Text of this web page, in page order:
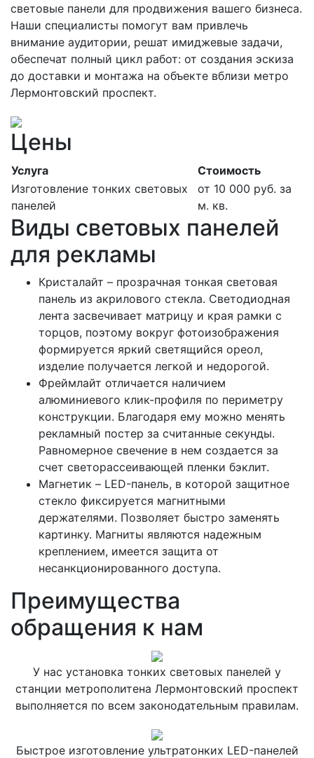
световые панели для продвижения вашего бизнеса.
Наши специалисты помогут вам привлечь
внимание аудитории, решат имиджевые задачи,
обеспечат полный цикл работ: от создания эскиза
до доставки и монтажа на объекте вблизи метро
Лермонтовский проспект.
Цены
Услуга
Стоимость
Изготовление тонких световых
панелей
от 10 000 руб. за
м. кв.
Виды световых панелей
для рекламы
Кристалайт – прозрачная тонкая световая
панель из акрилового стекла. Светодиодная
лента засвечивает матрицу и края рамки с
торцов, поэтому вокруг фотоизображения
формируется яркий светящийся ореол,
изделие получается легкой и недорогой.
Фреймлайт отличается наличием
алюминиевого клик-профиля по периметру
конструкции. Благодаря ему можно менять
рекламный постер за считанные секунды.
Равномерное свечение в нем создается за
счет светорассеивающей пленки бэклит.
Магнетик – LED-панель, в которой защитное
стекло фиксируется магнитными
держателями. Позволяет быстро заменять
картинку. Магниты являются надежным
креплением, имеется защита от
несанкционированного доступа.
Преимущества
обращения к нам
У нас установка тонких световых панелей у
станции метрополитена Лермонтовский проспект
выполняется по всем законодательным правилам.
Быстрое изготовление ультратонких LED-панелей